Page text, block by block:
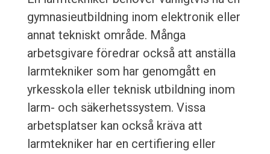
gymnasieutbildning inom elektronik eller
annat tekniskt område. Många
arbetsgivare föredrar också att anställa
larmtekniker som har genomgått en
yrkesskola eller teknisk utbildning inom
larm- och säkerhetssystem. Vissa
arbetsplatser kan också kräva att
larmtekniker har en certifiering eller